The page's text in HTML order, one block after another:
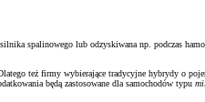
spalinowego lub odzyskiwana np. podczas
też firmy wybierające tradycyjne hybrydy o
będą zastosowane dla samochodów typu